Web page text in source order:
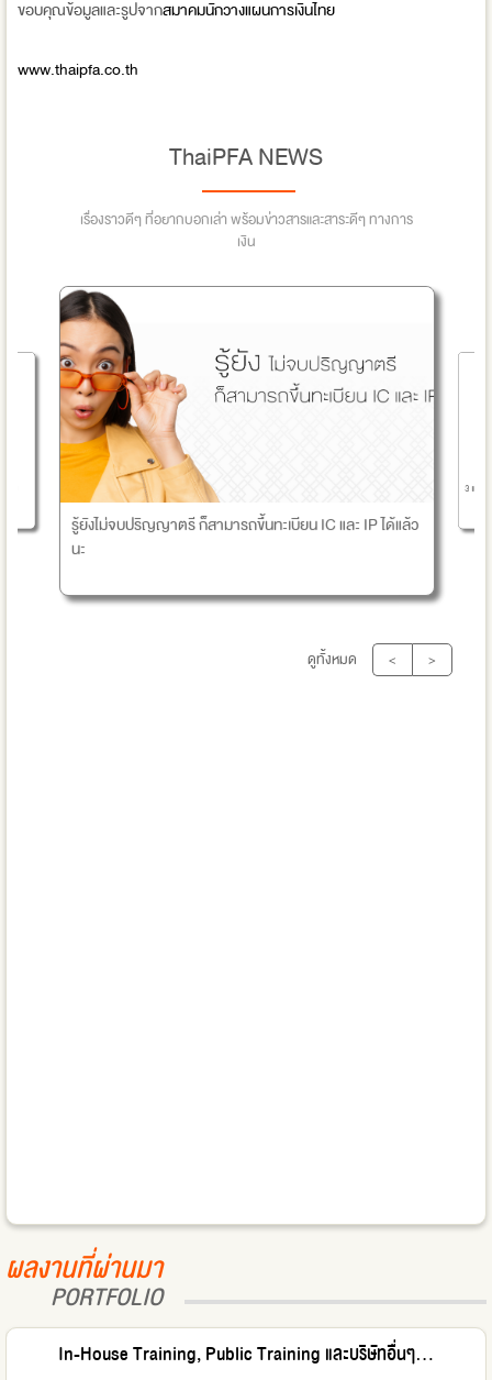
ขอบคุณข้อมูลและรูปจากสมาคมนักวางแผนการเงินไทย
www.thaipfa.co.th
ThaiPFA NEWS
เรื่องราวดีๆ ที่อยากบอกเล่า พร้อมข่าวสารและสาระดีๆ ทางการ
เงิน
รู้ยังไม่จบปริญญาตรี ก็สามารถขึ้นทะเบียน IC และ IP ได้แล้ว
นะ
3 แอปก
ดูทั้งหมด < >
ผลงานที่ผ่านมา
PORTFOLIO
In-House Training, Public Training และบริษัทอื่นๆ...